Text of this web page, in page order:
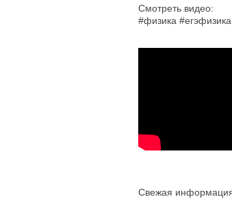
Смотреть видео:
#физика
Свежая